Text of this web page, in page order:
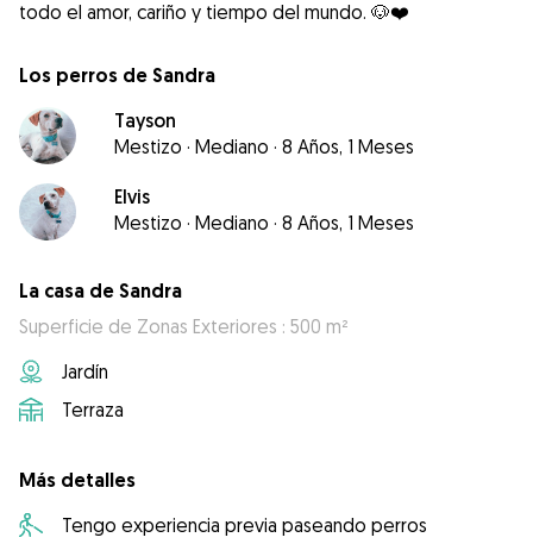
Los perros de Sandra
Tayson
Mestizo · Mediano · 8 Años, 1 Meses
Elvis
Mestizo · Mediano · 8 Años, 1 Meses
La casa de Sandra
Superficie de Zonas Exteriores : 500 m²
Jardín
Terraza
Más detalles
Tengo experiencia previa paseando perros